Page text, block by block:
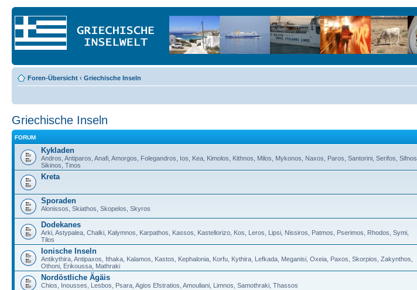
Foren-Übersicht ‹ Griechische Inseln
Griechische Inseln
FORUM
Kykladen
Andros, Antiparos, Anafi, Amorgos, Folegandros, Ios, Kea, Kimolos, Kithnos, Milos, Mykonos, Naxos, Paros, Santorini, Serifos, Sifnos,
Sikinos, Tinos
Kreta
Sporaden
Alonissos, Skiathos, Skopelos, Skyros
Dodekanes
Arki, Astypalea, Chalki, Kalymnos, Karpathos, Kassos, Kastellorizo, Kos, Leros, Lipsi, Nissiros, Patmos, Pserimos, Rhodos, Symi,
Tilos
Ionische Inseln
Antikythira, Antipaxos, Ithaka, Kalamos, Kastos, Kephalonia, Korfu, Kythira, Lefkada, Meganisi, Oxeia, Paxos, Skorpios, Zakynthos,
Othoni, Erikoussa, Mathraki
Nordöstliche Ägäis
Chios, Inousses, Lesbos, Psara, Agios Efstratios, Amouliani, Limnos, Samothraki, Thassos